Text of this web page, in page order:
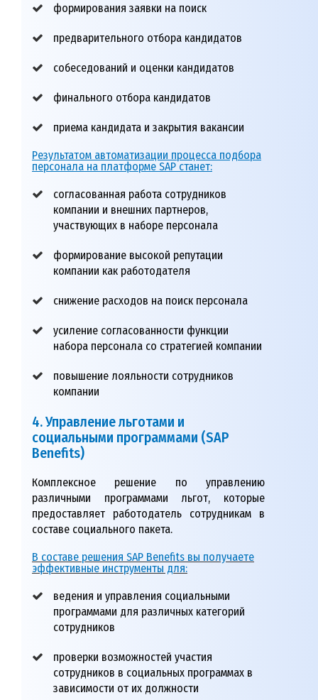
формирования заявки на поиск
предварительного отбора кандидатов
собеседований и оценки кандидатов
финального отбора кандидатов
приема кандидата и закрытия вакансии
Результатом автоматизации процесса подбора
персонала на платформе SAP станет:
согласованная работа сотрудников
компании и внешних партнеров,
участвующих в наборе персонала
формирование высокой репутации
компании как работодателя
снижение расходов на поиск персонала
усиление согласованности функции
набора персонала со стратегией компании
повышение лояльности сотрудников
компании
4. Управление льготами и
социальными программами (SAP
Benefits)
Комплексное решение по управлению
различными программами льгот, которые
предоставляет работодатель сотрудникам в
составе социального пакета.
В составе решения SAP Benefits вы получаете
эффективные инструменты для:
ведения и управления социальными
программами для различных категорий
сотрудников
проверки возможностей участия
сотрудников в социальных программах в
зависимости от их должности